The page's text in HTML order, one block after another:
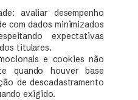
avaliar desempenho
com dados minimizados
expectativas
titulares.
e cookies não
quando houver base
de descadastramento
exigido.